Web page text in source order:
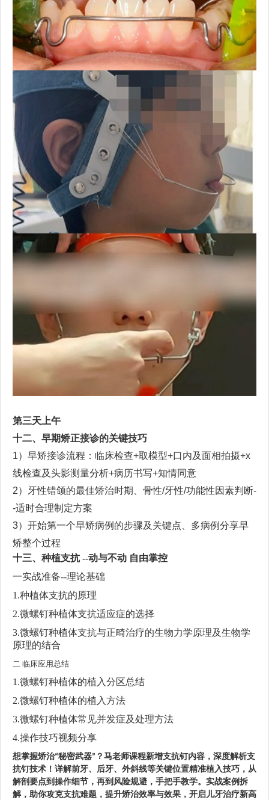
第三天上午
十二、早期矫正接诊的关键技巧
1）早矫接诊流程：临床检查+取模型+口内及面相拍摄+x
线检查及头影测量分析+病历书写+知情同意
2）牙性错颌的最佳矫治时期 骨性/牙性/功能性因素判断-
-适时合理制定方案
3）开始第一个早矫病例的步骤及关键点、多病例分享早
矫整个过程
十三、种植支抗 --动与不动 自由掌控
一实战准备--理论基础
1.种植体支抗的原理
2.微螺钉种植体支抗适应症的选择
3.微螺钉种植体支抗与正畸治疗的生物力学原理及生物学
原理的结合
二 临床应用总结
1.微螺钉种植体的植入分区总结
2.微螺钉种植体的植入方法
3.微螺钉种植体常见并发症及处理方法
4.操作技巧视频分享
想掌握矫治“秘密武器” ？马老师课程新增支抗钉内容，深度解析支
抗钉技术！详解前牙、后牙、外斜线等关键位置精准植入技巧，从
解剖要点到操作细节，再到风险规避，手把手教学。实战案例拆
解，助你攻克支抗难题，提升矫治效率与效果，开启儿牙治疗新高